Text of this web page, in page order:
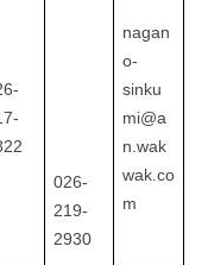
026-
219-
2930
nagan
o-
sinku
mi@a
n.wak
wak.co
m